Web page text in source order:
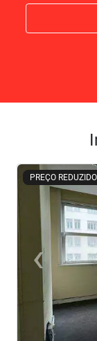
PREÇO REDUZIDO
<<<<
‹
Previous